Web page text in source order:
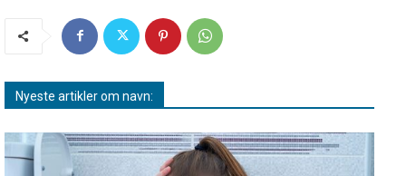
Nyeste artikler om navn: